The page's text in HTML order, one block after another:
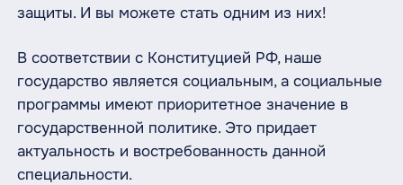
защиты. И вы можете стать одним из них!
В соответствии с Конституцией РФ, наше
государство является социальным, а социальные
программы имеют приоритетное значение в
государственной политике. Это придает
актуальность и востребованность данной
специальности.